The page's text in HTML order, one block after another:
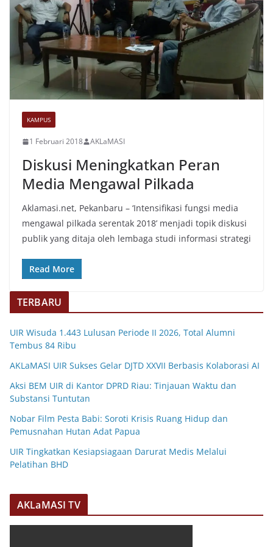
KAMPUS
1 Februari 2018 AKLaMASI
Diskusi Meningkatkan Peran
Media Mengawal Pilkada
Aklamasi.net, Pekanbaru – ‘Intensifikasi fungsi media
mengawal pilkada serentak 2018’ menjadi topik diskusi
publik yang ditaja oleh lembaga studi informasi strategi
Read More
TERBARU
UIR Wisuda 1.443 Lulusan Periode II 2026, Total Alumni
Tembus 84 Ribu
AKLaMASI UIR Sukses Gelar DJTD XXVII Berbasis Kolaborasi AI
Aksi BEM UIR di Kantor DPRD Riau: Tinjauan Waktu dan
Substansi Tuntutan
Nobar Film Pesta Babi: Soroti Krisis Ruang Hidup dan
Pemusnahan Hutan Adat Papua
UIR Tingkatkan Kesiapsiagaan Darurat Medis Melalui
Pelatihan BHD
AKLaMASI TV